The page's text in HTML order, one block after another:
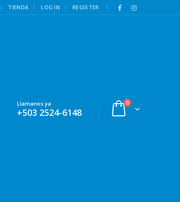
TIENDA LOG IN REGISTER |
Llamanos ya
+503 2524-6148
0